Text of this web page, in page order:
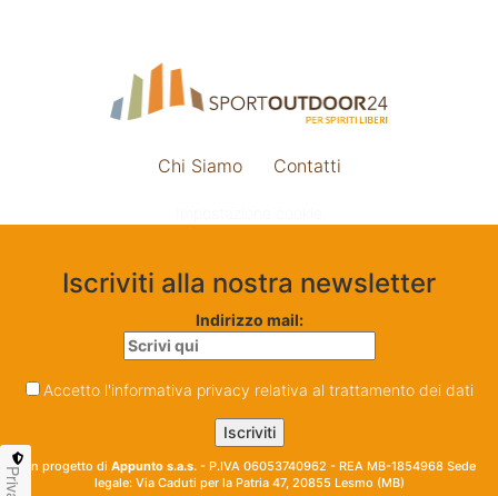
Chi Siamo Contatti
Iscriviti alla nostra newsletter
Indirizzo mail:
Accetto l'informativa privacy relativa al trattamento dei dati
Un progetto di Appunto s.a.s. - P.IVA 06053740962 - REA MB-1854968 Sede
legale: Via Caduti per la Patria 47, 20855 Lesmo (MB)